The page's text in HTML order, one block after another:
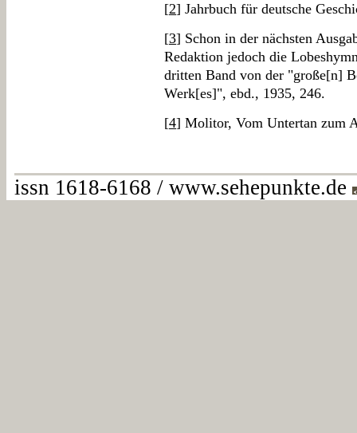
[2] Jahrbuch für deutsche
[3] Schon in der nächsten
Redaktion jedoch die
dritten Band von der "große[n]
Werk[es]", ebd., 1935, 246.
[4] Molitor, Vom Untertan zum
issn 1618-6168 / www.sehepunkte.de